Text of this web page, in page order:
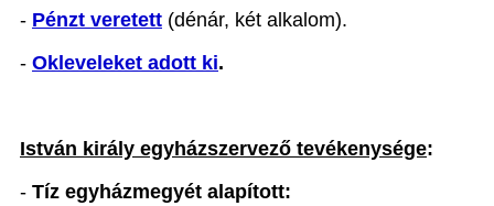
- Pénzt veretett (dénár, két alkalom).
- Okleveleket adott ki.
István király egyházszervező tevékenysége:
- Tíz egyházmegyét alapított: